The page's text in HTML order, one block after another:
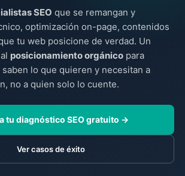
SEO que se remangan y
optimización on-page, contenidos
tu web posicione de verdad. Un
posicionamiento orgánico para
lo que quieren y necesitan a
no a quien solo lo cuente.
tu diagnóstico SEO gratuito →
Ver casos de éxito